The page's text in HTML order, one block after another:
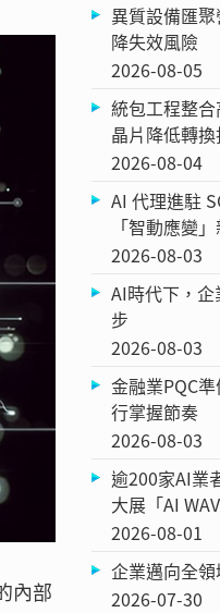
內部
異質設備匯
降失效風險
2026-08-05
統包工程整
晶片降低轉
2026-08-04
AI 代理進駐
「智動應變
2026-08-03
AI時代下，
步
2026-08-03
金融業PQC
行掌握節奏
2026-08-03
逾200家AI業
大展「AI
2026-08-01
企業邁向全
2026-07-30